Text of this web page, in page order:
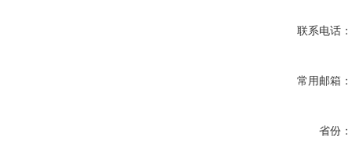
联系电话：
常用邮箱：
省份：